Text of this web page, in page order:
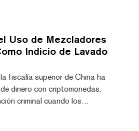
Uso de Mezcladores
Indicio de Lavado
fiscalía superior de China ha
dinero con criptomonedas,
criminal cuando los
y monedas de